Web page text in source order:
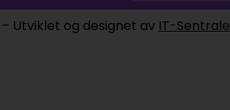
Utviklet og designet av IT-